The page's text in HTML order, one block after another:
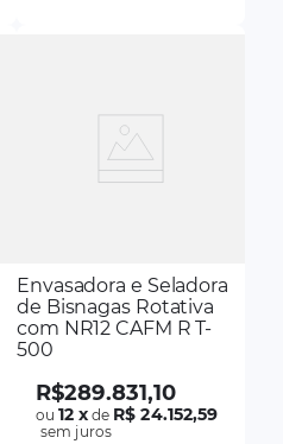
Envasadora e Seladora
de Bisnagas Rotativa
com NR12 CAFM R T-
500
R$289.831,10
ou12 xde R$ 24.152,59
sem juros